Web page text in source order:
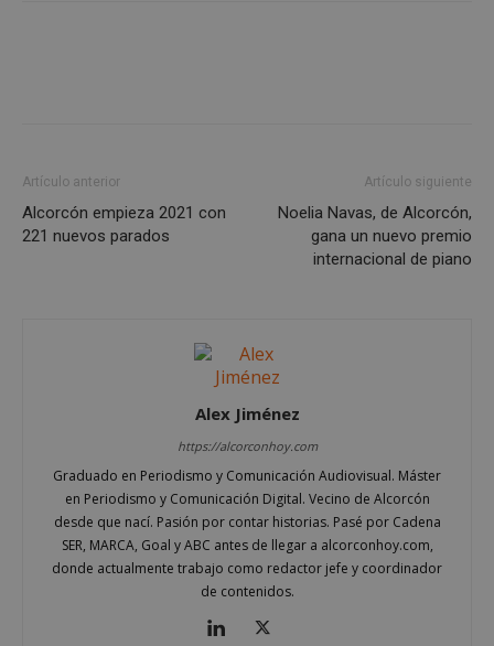
Artículo anterior
Alcorcón empieza 2021 con
221 nuevos parados
Artículo siguiente
Noelia Navas, de Alcorcón,
gana un nuevo premio
internacional de piano
Alex Jiménez
https://alcorconhoy.com
Graduado en Periodismo y Comunicación Audiovisual. Máster
en Periodismo y Comunicación Digital. Vecino de Alcorcón
desde que nací. Pasión por contar historias. Pasé por Cadena
SER, MARCA, Goal y ABC antes de llegar a alcorconhoy.com,
donde actualmente trabajo como redactor jefe y coordinador
de contenidos.
sp_t
Spotify Inc.
.spotify.com